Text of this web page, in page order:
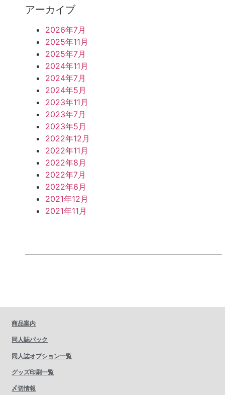
アーカイブ
2026年7月
2025年11月
2025年7月
2024年11月
2024年7月
2024年5月
2023年11月
2023年7月
2023年5月
2022年12月
2022年11月
2022年8月
2022年7月
2022年6月
2021年12月
2021年11月
商品案内
同人誌パック
同人誌オプション一覧
グッズ印刷一覧
〆切情報